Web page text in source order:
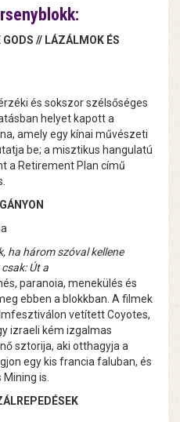
GODS // LÁZÁLMOK ÉS
és sokszor szélsőséges
helyet kapott a
amely egy kínai művészeti
be; a misztikus hangulatú
a Retirement Plan című
ha három szóval kellene
Út a
paranoia, menekülés és
ebben a blokkban. A filmek
vetített Coyotes,
izraeli kém izgalmas
sztorija, aki otthagyja a
egy kis francia faluban, és
is.